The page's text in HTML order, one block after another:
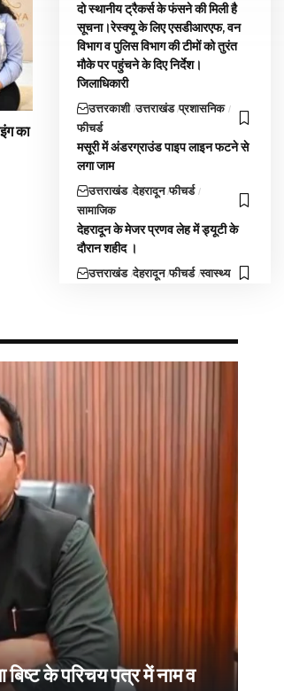
का
दो स्थानीय ट्रैकर्स के फंसने की मिली है
सूचना।रेस्क्यू के लिए एसडीआरएफ, वन
विभाग व पुलिस विभाग की टीमों को तुरंत
मौके पर पहुंचने के दिए निर्देश।
जिलाधिकारी
उत्तरकाशी उत्तराखंड प्रशासनिक
फीचर्ड
मसूरी में अंडरग्राउंड पाइप लाइन फटने से
लगा जाम
उत्तराखंड देहरादून फीचर्ड
सामाजिक
देहरादून के मेजर प्रणव लेह में ड्यूटी के
दाैरान शहीद ।
उत्तराखंड देहरादून फीचर्ड स्वास्थ्य
के परिचय पत्र में नाम व